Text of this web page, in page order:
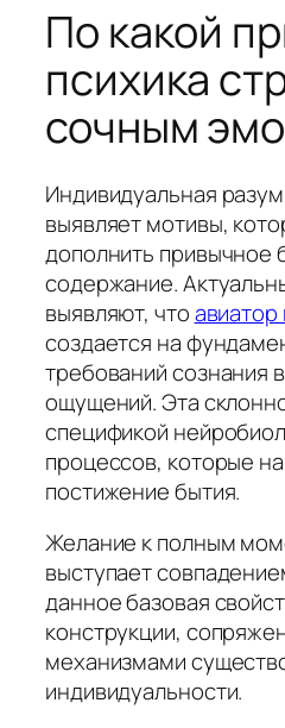
По какой
психика
сочным
Индивидуальная
выявляет мотивы,
дополнить привычное
содержание.
выявляют, чтоавиатор
создается на
требований сознания
ощущений. Эта
спецификой
процессов, которые
постижение бытия.
Желание к полным
выступает
данное базовая
конструкции,
механизмами
индивидуальности.